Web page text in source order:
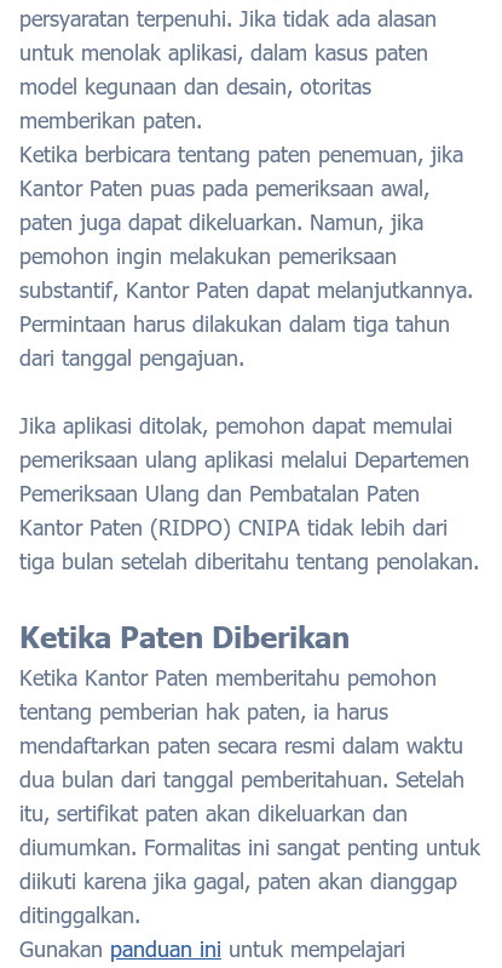
persyaratan terpenuhi. Jika tidak ada alasan
untuk menolak aplikasi, dalam kasus paten
model kegunaan dan desain, otoritas
memberikan paten.
Ketika berbicara tentang paten penemuan, jika
Kantor Paten puas pada pemeriksaan awal,
paten juga dapat dikeluarkan. Namun, jika
pemohon ingin melakukan pemeriksaan
substantif, Kantor Paten dapat melanjutkannya.
Permintaan harus dilakukan dalam tiga tahun
dari tanggal pengajuan.
Jika aplikasi ditolak, pemohon dapat memulai
pemeriksaan ulang aplikasi melalui Departemen
Pemeriksaan Ulang dan Pembatalan Paten
Kantor Paten (RIDPO) CNIPA tidak lebih dari
tiga bulan setelah diberitahu tentang penolakan.
Ketika Paten Diberikan
Ketika Kantor Paten memberitahu pemohon
tentang pemberian hak paten, ia harus
mendaftarkan paten secara resmi dalam waktu
dua bulan dari tanggal pemberitahuan. Setelah
itu, sertifikat paten akan dikeluarkan dan
diumumkan. Formalitas ini sangat penting untuk
diikuti karena jika gagal, paten akan dianggap
ditinggalkan.
Gunakan panduan ini untuk mempelajari